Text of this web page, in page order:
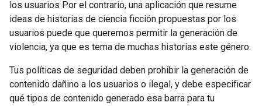
los usuarios Por el contrario, una aplicación que resume
ideas de historias de ciencia ficción propuestas por los
usuarios puede que queremos permitir la generación de
violencia, ya que es tema de muchas historias este género.
Tus políticas de seguridad deben prohibir la generación de
contenido dañino a los usuarios o ilegal, y debe especificar
qué tipos de contenido generado esa barra para tu